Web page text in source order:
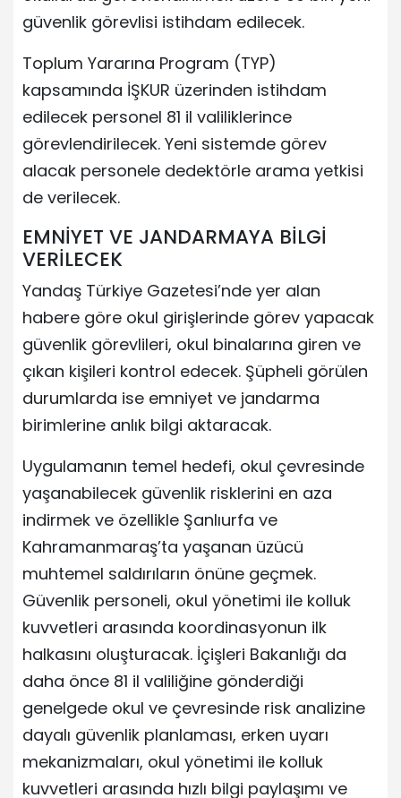
güvenlik görevlisi istihdam edilecek.
Toplum Yararına Program (TYP)
kapsamında İŞKUR üzerinden istihdam
edilecek personel 81 il valiliklerince
görevlendirilecek. Yeni sistemde görev
alacak personele dedektörle arama yetkisi
de verilecek.
EMNİYET VE JANDARMAYA BİLGİ
VERİLECEK
Yandaş Türkiye Gazetesi’nde yer alan
habere göre okul girişlerinde görev yapacak
güvenlik görevlileri, okul binalarına giren ve
çıkan kişileri kontrol edecek. Şüpheli görülen
durumlarda ise emniyet ve jandarma
birimlerine anlık bilgi aktaracak.
Uygulamanın temel hedefi, okul çevresinde
yaşanabilecek güvenlik risklerini en aza
indirmek ve özellikle Şanlıurfa ve
Kahramanmaraş’ta yaşanan üzücü
muhtemel saldırıların önüne geçmek.
Güvenlik personeli, okul yönetimi ile kolluk
kuvvetleri arasında koordinasyonun ilk
halkasını oluşturacak. İçişleri Bakanlığı da
daha önce 81 il valiliğine gönderdiği
genelgede okul ve çevresinde risk analizine
dayalı güvenlik planlaması, erken uyarı
mekanizmaları, okul yönetimi ile kolluk
kuvvetleri arasında hızlı bilgi paylaşımı ve